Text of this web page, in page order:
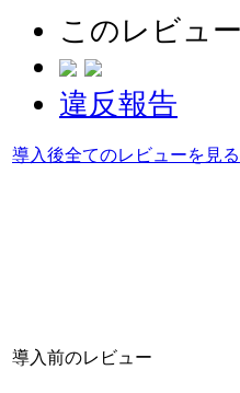
このレビュ
違反報告
導入後全てのレビューを見る
導入前のレビュー